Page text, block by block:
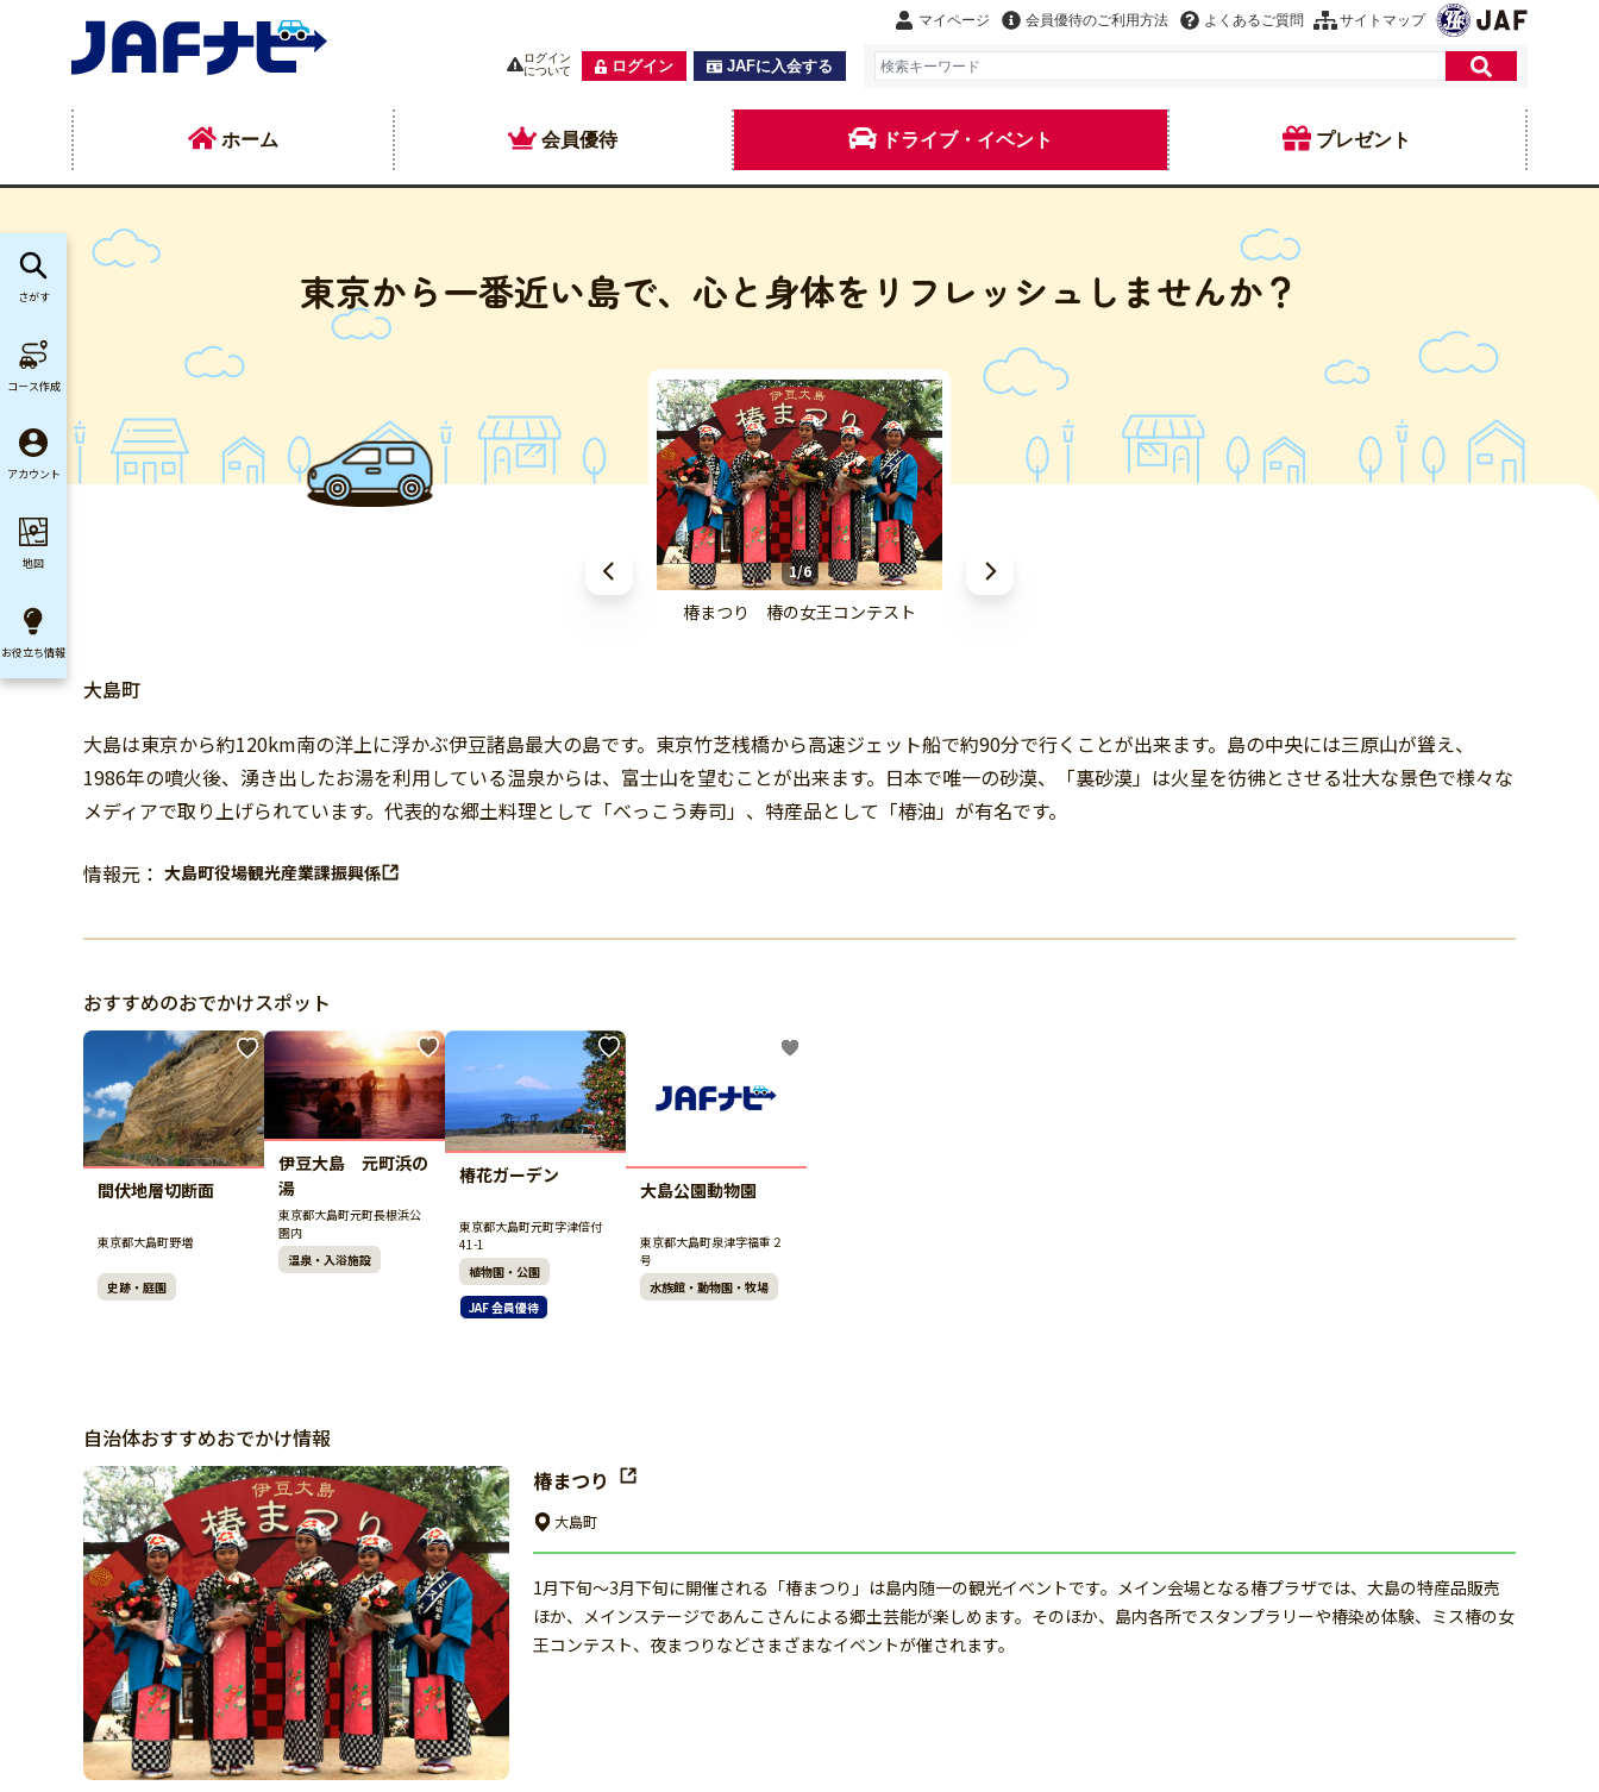
マイページ 会員優待のご利用方法 よくあるご質問 サイトマップ
ログイン
について
ログイン JAFに入会する
ホーム 会員優待 ドライブ・イベント プレゼント
東京から一番近い島で、心と身体をリフレッシュしませんか？
1/6
椿まつり 椿の女王コンテスト
大島町
大島は東京から約120km南の洋上に浮かぶ伊豆諸島最大の島です。東京竹芝桟橋から高速ジェット船で約90分で行くことが出来ます。島の中央には三原山が聳え、
1986年の噴火後、湧き出したお湯を利用している温泉からは、富士山を望むことが出来ます。日本で唯一の砂漠、「裏砂漠」は火星を彷彿とさせる壮大な景色で様々な
メディアで取り上げられています。代表的な郷土料理として「べっこう寿司」、特産品として「椿油」が有名です。
情報元： 大島町役場観光産業課振興係
おすすめのおでかけスポット
間伏地層切断面
東京都大島町野増
史跡・庭園
伊豆大島 元町浜の
湯
東京都大島町元町長根浜公
園内
温泉・入浴施設
椿花ガーデン
東京都大島町元町字津倍付
41-1
植物園・公園
JAF 会員優待
大島公園動物園
東京都大島町泉津字福重２
号
水族館・動物園・牧場
自治体おすすめおでかけ情報
椿まつり
大島町
1月下旬〜3月下旬に開催される「椿まつり」は島内随一の観光イベントです。メイン会場となる椿プラザでは、大島の特産品販売
ほか、メインステージであんこさんによる郷土芸能が楽しめます。そのほか、島内各所でスタンプラリーや椿染め体験、ミス椿の女
王コンテスト、夜まつりなどさまざまなイベントが催されます。
さがす
コース作成
アカウント
地図
お役立ち情報